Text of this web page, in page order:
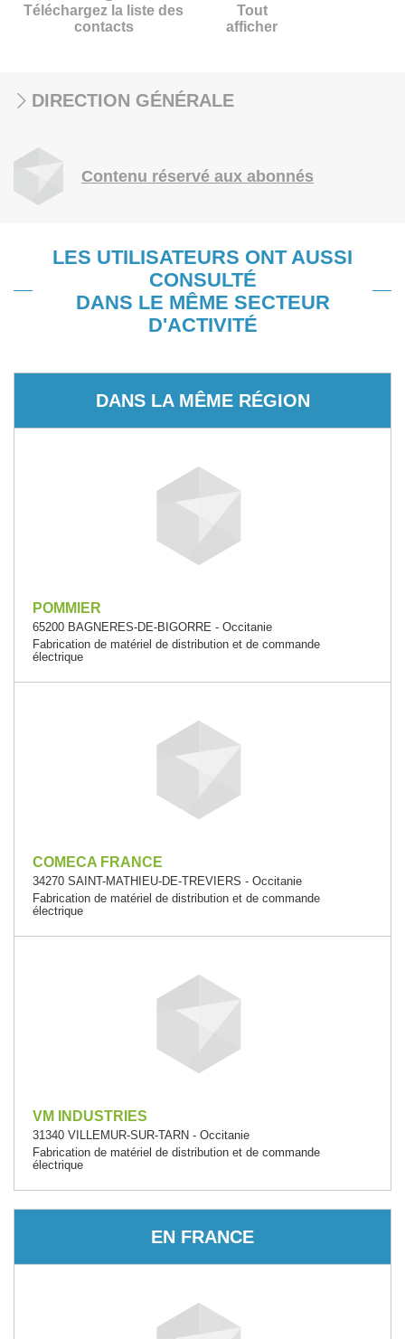
Téléchargez la liste des
contacts
Tout
afficher
DIRECTION GÉNÉRALE
Contenu réservé aux abonnés
LES UTILISATEURS ONT AUSSI
CONSULTÉ
DANS LE MÊME SECTEUR
D'ACTIVITÉ
DANS LA MÊME RÉGION
POMMIER
65200 BAGNERES-DE-BIGORRE - Occitanie
Fabrication de matériel de distribution et de commande
électrique
COMECA FRANCE
34270 SAINT-MATHIEU-DE-TREVIERS - Occitanie
Fabrication de matériel de distribution et de commande
électrique
VM INDUSTRIES
31340 VILLEMUR-SUR-TARN - Occitanie
Fabrication de matériel de distribution et de commande
électrique
EN FRANCE